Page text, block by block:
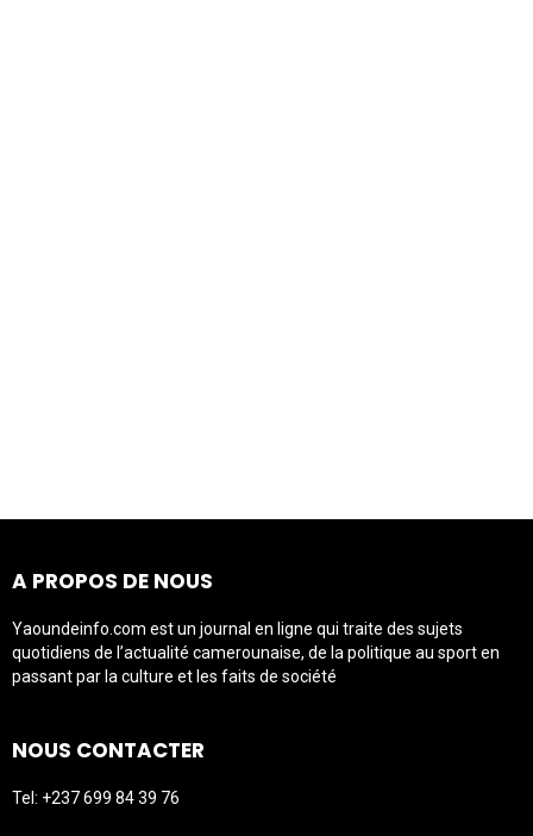
A PROPOS DE NOUS
Yaoundeinfo.com est un journal en ligne qui traite des sujets
quotidiens de l’actualité camerounaise, de la politique au sport en
passant par la culture et les faits de société
NOUS CONTACTER
Tel: +237 699 84 39 76